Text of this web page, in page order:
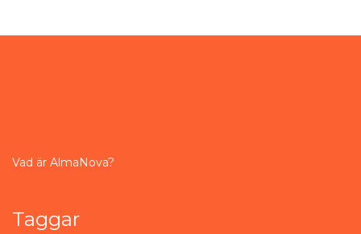
Vad är AlmaNova?
Taggar